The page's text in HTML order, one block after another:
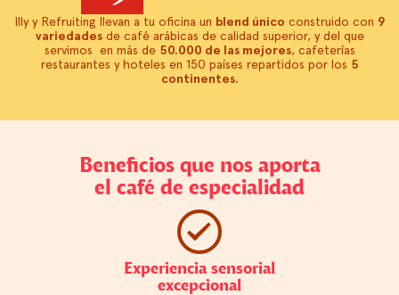
Illy y Refruiting llevan a tu oficina un blend único construido con 9
variedadesde café arábicas de calidad superior, y del que
servimos en más de 50.000 de las mejores, cafeterías
restaurantes y hoteles en 150 países repartidos por los 5
continentes.
Beneficios que nos aporta
el café de especialidad
Experiencia sensorial
excepcional